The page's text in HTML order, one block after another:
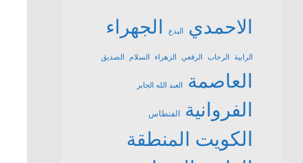
الاحمدي البدع الجهراء
الرابية الرحاب الرقعي الزهراء السلام الصديق
العاصمة العبد الله الجابر
الفروانية الفنطاس
الكويت المنطقة